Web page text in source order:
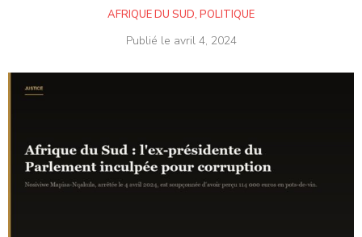
AFRIQUE DU SUD, POLITIQUE
Publié le avril 4, 2024